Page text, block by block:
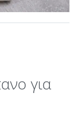
για